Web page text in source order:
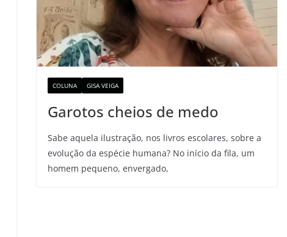
COLUNA GISA VEIGA
Garotos cheios de medo
Sabe aquela ilustração, nos livros escolares, sobre a
evolução da espécie humana? No início da fila, um
homem pequeno, envergado,